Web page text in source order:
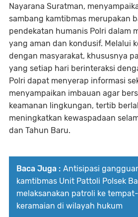
Nayarana Suratman,
sambang kamtibmas merupakan
pendekatan humanis Polri dalam
yang aman dan kondusif. Melalui
dengan masyarakat, khususnya
yang setiap hari berinteraksi
Polri dapat menyerap informasi
menyampaikan imbauan agar
keamanan lingkungan, tertib
meningkatkan kewaspadaan
dan Tahun Baru.
Baca Juga : Antisipasi
kamtibmas Unit Pattoli Polsek
melaksanakan patroli ke
keramaian di wilayah hukum